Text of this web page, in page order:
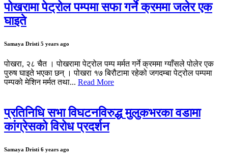
पोखरामा पेट्रोल पम्पमा सफा गर्ने क्रममा जलेर एक
घाइते
Samaya Dristi 5 years ago
पोखरा, २८ चैत । पोखरामा पेट्रोल पम्प मर्मत गर्ने क्रममा ग्याँसले पोलेर एक
पुरुष घाइते भएका छन् । पोखरा १७ बिरौटामा रहेको जगदम्बा पेट्रोल पम्पमा
पम्पको मेशिन मर्मत तथा... Read More
प्रतिनिधि सभा विघटनविरुद्ध मुलुकभरका वडामा
कांग्रेसको विरोध प्रदर्शन
Samaya Dristi 6 years ago